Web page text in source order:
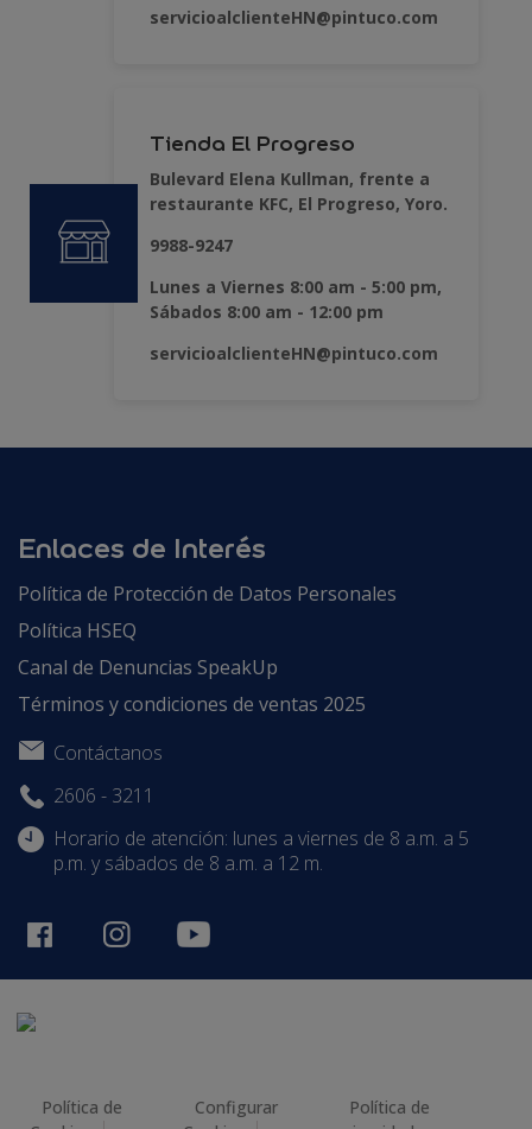
servicioalclienteHN@pintuco.com
Tienda El Progreso
Bulevard Elena Kullman, frente a
restaurante KFC, El Progreso, Yoro.
9988-9247
Lunes a Viernes 8:00 am - 5:00 pm,
Sábados 8:00 am - 12:00 pm
servicioalclienteHN@pintuco.com
Enlaces de Interés
Política de Protección de Datos Personales
Política HSEQ
Canal de Denuncias SpeakUp
Términos y condiciones de ventas 2025
Contáctanos
2606 - 3211
Horario de atención: lunes a viernes de 8 a.m. a 5
p.m. y sábados de 8 a.m. a 12 m.
Política de
Configurar
Política de